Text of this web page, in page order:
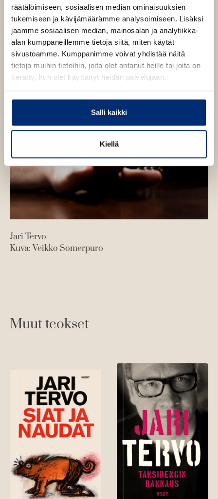
räätälöimiseen, sosiaalisen median ominaisuuksien
tukemiseen ja kävijämäärämme analysoimiseen. Lisäksi
jaamme sosiaalisen median, mainosalan ja analytiikka-
alan kumppaneillemme tietoja siitä, miten käytät
sivustoamme. Kumppanimme voivat yhdistää näitä
tietoja muihin tietoihin, joita olet antanut heille tai joita on
kerätty, kun olet käyttänyt heidän palvelujaan.
Salli kaikki
Kiellä
n
e
n
Jari Tervo
Kuva: Veikko Somerpuro
Muut teokset